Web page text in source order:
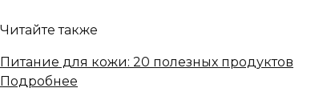
Читайте также
Питание для кожи: 20 полезных продуктов
Подробнее